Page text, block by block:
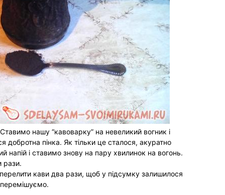
нашу “кавоварку” на невеликий вогник і
добротна пінка. Як тільки це сталося, акуратно
напій і ставимо знову на пару хвилинок на вогонь.
рази.
кави два рази, щоб у підсумку залишилося